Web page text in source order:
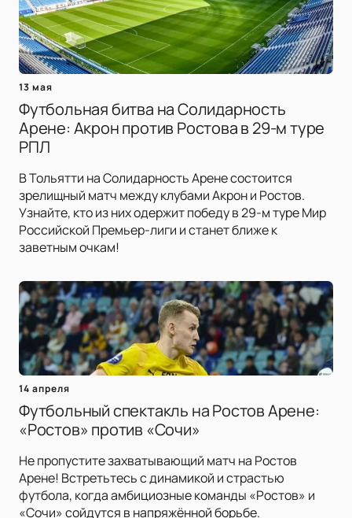
13 мая
Футбольная битва на Солидарность
Арене: Акрон против Ростова в 29-м туре
РПЛ
В Тольятти на Солидарность Арене состоится
зрелищный матч между клубами Акрон и Ростов.
Узнайте, кто из них одержит победу в 29-м туре Мир
Российской Премьер-лиги и станет ближе к
заветным очкам!
14 апреля
Футбольный спектакль на Ростов Арене:
«Ростов» против «Сочи»
Не пропустите захватывающий матч на Ростов
Арене! Встретьтесь с динамикой и страстью
футбола, когда амбициозные команды «Ростов» и
«Сочи» сойдутся в напряжённой борьбе.